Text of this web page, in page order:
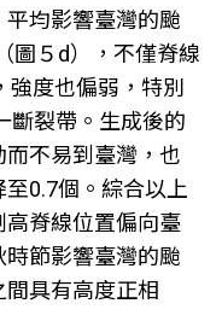
均影響臺灣的颱
圖５d），不僅脊線
強度也偏弱，特別
斷裂帶。生成後的
不易到臺灣，也
0.7個。綜合以上
脊線位置偏向臺
節影響臺灣的颱
具有高度正相